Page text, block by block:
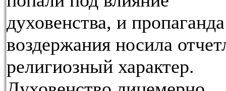
духовенства, и пропаганда
воздержания носила
религиозный характер.